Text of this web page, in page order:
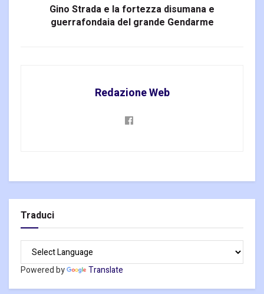
Gino Strada e la fortezza disumana e
guerrafondaia del grande Gendarme
Redazione Web
Traduci
Powered by Translate